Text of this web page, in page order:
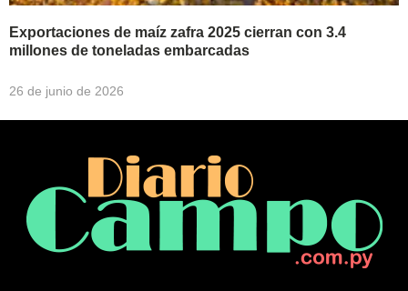
Exportaciones de maíz zafra 2025 cierran con 3.4
millones de toneladas embarcadas
26 de junio de 2026